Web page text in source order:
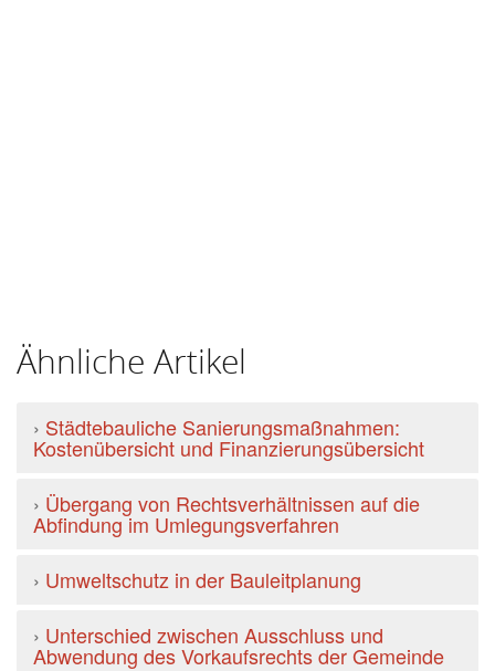
Ähnliche Artikel
› Städtebauliche Sanierungsmaßnahmen:
Kostenübersicht und Finanzierungsübersicht
› Übergang von Rechtsverhältnissen auf die
Abfindung im Umlegungsverfahren
› Umweltschutz in der Bauleitplanung
› Unterschied zwischen Ausschluss und
Abwendung des Vorkaufsrechts der Gemeinde